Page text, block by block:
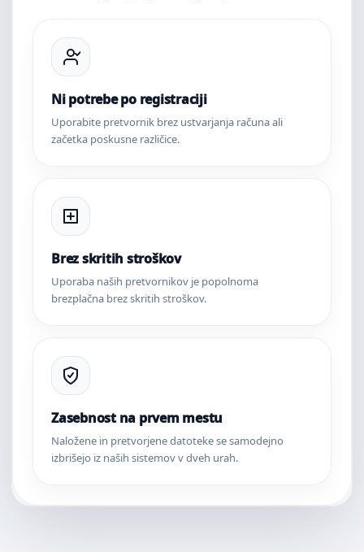
Ni potrebe po registraciji
Uporabite pretvornik brez ustvarjanja računa ali
začetka poskusne različice.
Brez skritih stroškov
Uporaba naših pretvornikov je popolnoma
brezplačna brez skritih stroškov.
Zasebnost na prvem mestu
Naložene in pretvorjene datoteke se samodejno
izbrišejo iz naših sistemov v dveh urah.